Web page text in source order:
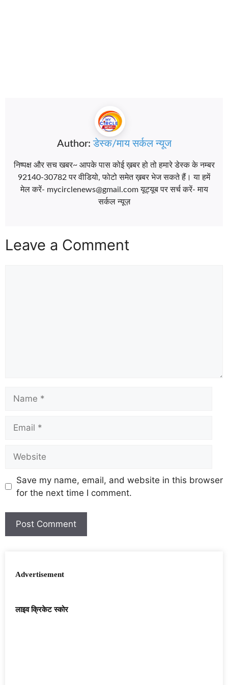
Author:डेस्क/माय सर्कल न्यूज
निष्पक्ष और सच खबर~ आपके पास कोई ख़बर हो तो हमारे डेस्क के नम्बर
92140-30782 पर वीडियो, फोटो समेत ख़बर भेज सकते हैं। या हमें
मेल करें- mycirclenews@gmail.com यूट्यूब पर सर्च करें- माय
सर्कल न्यूज़
Leave a Comment
Save my name, email, and website in this browser
for the next time I comment.
Advertisement
लाइव क्रिकेट स्कोर